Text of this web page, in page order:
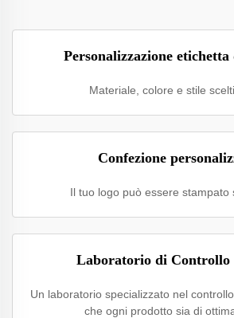
Personalizzazione
Materiale, colore e stile
Confezione
Il tuo logo può essere stampato
Laboratorio di Controllo
Un laboratorio specializzato nel
che ogni prodotto sia di